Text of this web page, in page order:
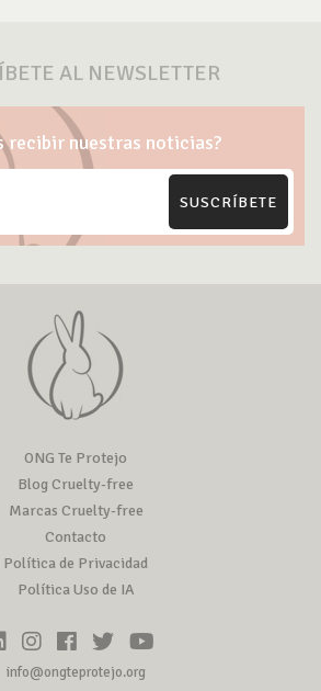
AL NEWSLETTER
recibir nuestras noticias?
SUSCRÍBETE
ONG Te Protejo
Blog Cruelty-free
Marcas Cruelty-free
Contacto
Política de Privacidad
Política Uso de IA
info@ongteprotejo.org